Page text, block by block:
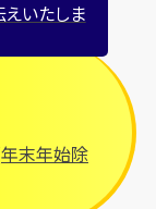
いたしま
年末年始除